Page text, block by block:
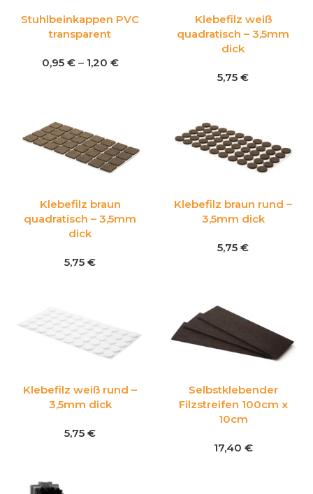
Stuhlbeinkappen PVC
transparent
0,95 € – 1,20 €
Klebefilz weiß
quadratisch – 3,5mm
dick
5,75 €
Klebefilz braun
quadratisch – 3,5mm
dick
5,75 €
Klebefilz braun rund –
3,5mm dick
5,75 €
Klebefilz weiß rund –
3,5mm dick
5,75 €
Selbstklebender
Filzstreifen 100cm x
10cm
17,40 €